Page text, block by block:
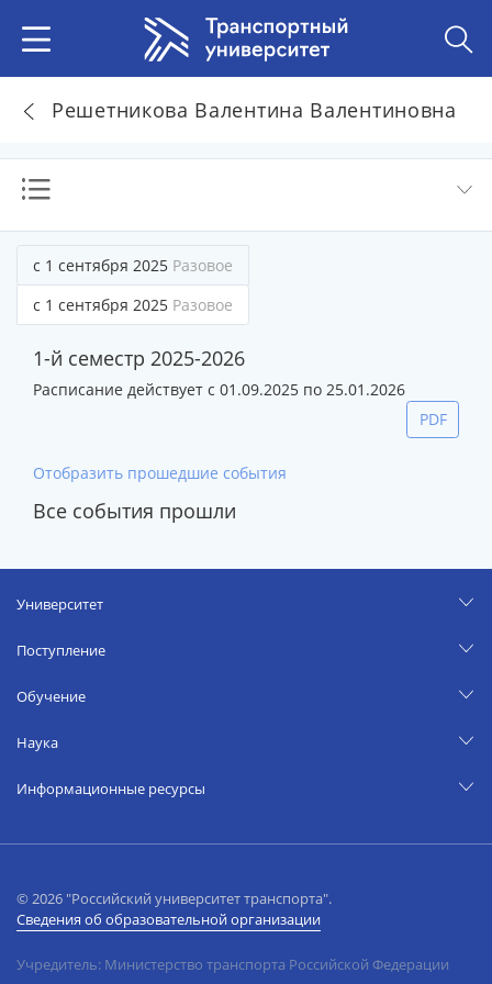
Решетникова Валентина Валентиновна
с 1 сентября 2025 Разовое
с 1 сентября 2025 Разовое
1-й семестр 2025-2026
Расписание действует с 01.09.2025 по 25.01.2026
PDF
Отобразить прошедшие события
Все события прошли
Университет
Поступление
Обучение
Наука
Информационные ресурсы
© 2026 "Российский университет транспорта".
Сведения об образовательной организации
Учредитель: Министерство транспорта Российской Федерации